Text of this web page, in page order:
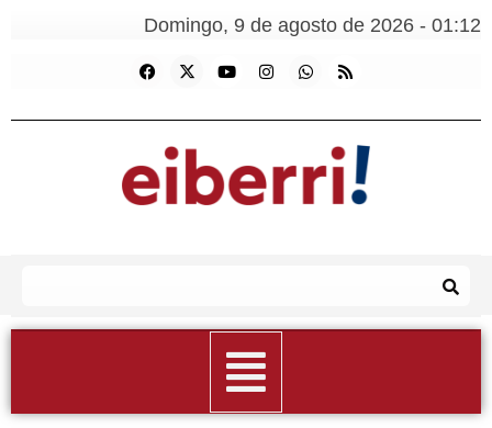
Domingo, 9 de agosto de 2026 - 01:12